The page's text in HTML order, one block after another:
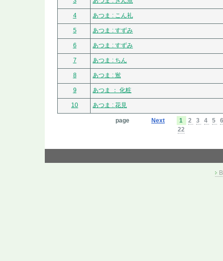
4 あつま : こん礼
5 あつま : すずみ
6 あつま : すずみ
7 あつま : ちん
8 あつま : 鴬
9 あつま ： 化粧
10 あつま : 花見
page Next 1 2 3 4 5
22